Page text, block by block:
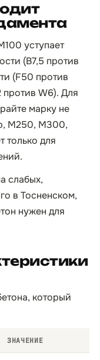
уступает
(B7,5 против
(F50 против
W6). Для
марку не
М250, М300,
только для
слабых,
в Тосненском,
нужен для
который
ЗНАЧЕНИЕ